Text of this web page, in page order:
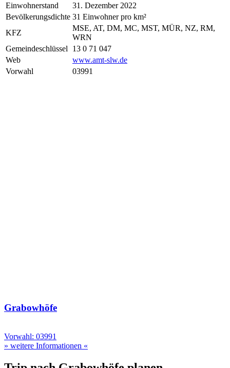
Einwohnerstand
31. Dezember 2022
Bevölkerungsdichte 31 Einwohner pro km²
KFZ
MSE, AT, DM, MC, MST, MÜR, NZ, RM,
WRN
Gemeindeschlüssel
13 0 71 047
Web
www.amt-slw.de
Vorwahl
03991
Grabowhöfe
Vorwahl: 03991
» weitere Informationen «